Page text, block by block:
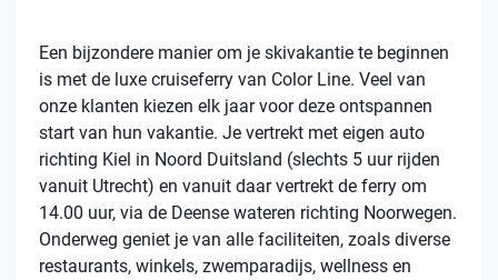
Een bijzondere manier om je skivakantie te beginnen
is met de luxe cruiseferry van Color Line. Veel van
onze klanten kiezen elk jaar voor deze ontspannen
start van hun vakantie. Je vertrekt met eigen auto
richting Kiel in Noord Duitsland (slechts 5 uur rijden
vanuit Utrecht) en vanuit daar vertrekt de ferry om
14.00 uur, via de Deense wateren richting Noorwegen.
Onderweg geniet je van alle faciliteiten, zoals diverse
restaurants, winkels, zwemparadijs, wellness en